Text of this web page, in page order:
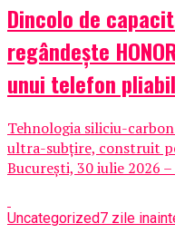
Dincolo de
regândește
unui telefon pliabil
Tehnologia siliciu-
ultra-subțire, construit
București, 30 iulie 2026
Uncategorized7 zile